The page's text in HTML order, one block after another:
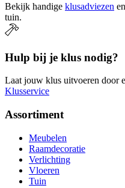
Bekijk handige klusadviezen en
tuin.
Hulp bij je klus nodig?
Laat jouw klus uitvoeren door
Klusservice
Assortiment
Meubelen
Raamdecoratie
Verlichting
Vloeren
Tuin